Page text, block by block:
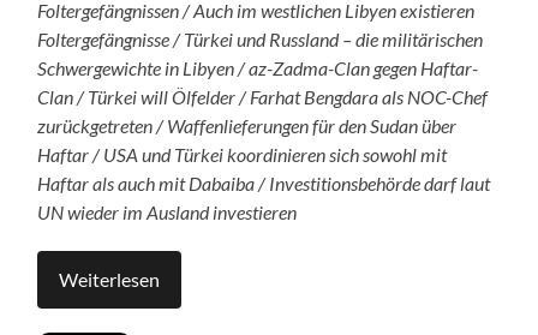
Foltergefängnissen / Auch im westlichen Libyen existieren
Foltergefängnisse / Türkei und Russland – die militärischen
Schwergewichte in Libyen / az-Zadma-Clan gegen Haftar-
Clan / Türkei will Ölfelder / Farhat Bengdara als NOC-Chef
zurückgetreten / Waffenlieferungen für den Sudan über
Haftar / USA und Türkei koordinieren sich sowohl mit
Haftar als auch mit Dabaiba / Investitionsbehörde darf laut
UN wieder im Ausland investieren
Weiterlesen